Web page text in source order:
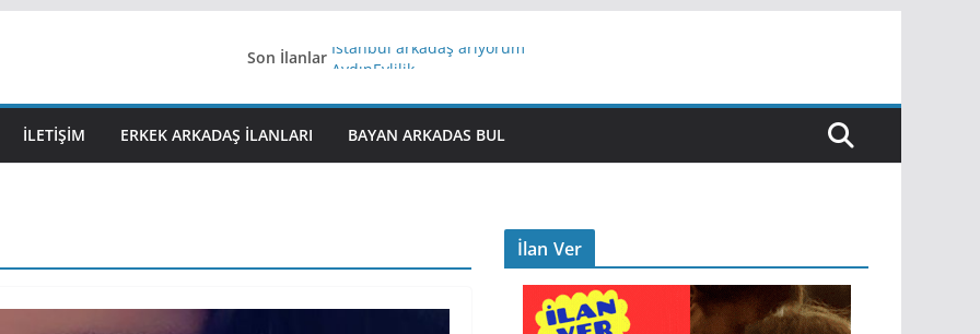
Son İlanlar İstanbul arkadaş arıyorum
Yeni Bir Aşk Lazım
iş arayanlara iş
İLETIŞIM ERKEK ARKADAŞ ILANLARI BAYAN ARKADAS BUL
İlan Ver